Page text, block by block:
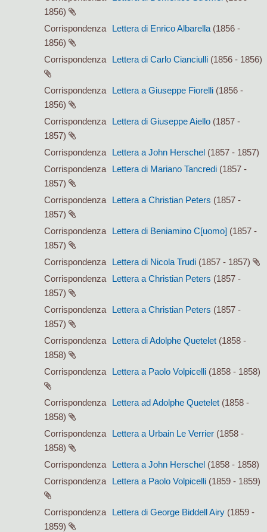
1856)
Corrispondenza
Lettera di Enrico Albarella (1856 -
1856)
Corrispondenza
Lettera di Carlo Cianciulli (1856 - 1856)
Corrispondenza Lettera a Giuseppe Fiorelli (1856 -
1856)
Corrispondenza
Lettera di Giuseppe Aiello (1857 -
1857)
Corrispondenza
Lettera a John Herschel (1857 - 1857)
Corrispondenza
Lettera di Mariano Tancredi (1857 -
1857)
Corrispondenza
Lettera a Christian Peters (1857 -
1857)
Corrispondenza
Lettera di Beniamino C[uomo] (1857 -
1857)
Corrispondenza
Lettera di Nicola Trudi (1857 - 1857)
Corrispondenza
Lettera a Christian Peters (1857 -
1857)
Corrispondenza
Lettera a Christian Peters (1857 -
1857)
Corrispondenza
Lettera di Adolphe Quetelet (1858 -
1858)
Corrispondenza
Lettera a Paolo Volpicelli (1858 - 1858)
Corrispondenza Lettera ad Adolphe Quetelet (1858 -
1858)
Corrispondenza
Lettera a Urbain Le Verrier (1858 -
1858)
Corrispondenza
Lettera a John Herschel (1858 - 1858)
Corrispondenza
Lettera a Paolo Volpicelli (1859 - 1859)
Corrispondenza Lettera di George Biddell Airy (1859 -
1859)